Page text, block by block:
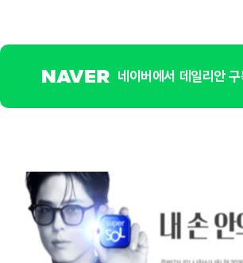
네이버에서 데일리안